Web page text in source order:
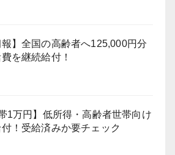
報】全国の高齢者へ125,000円分
を継続給付！
1万円】低所得・高齢者世帯向け
！受給済みか要チェック